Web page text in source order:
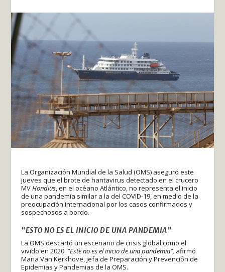
La Organización Mundial de la Salud (OMS) aseguró este
jueves que el brote de hantavirus detectado en el crucero
MVHondius, en el océano Atlántico, no representa el inicio
de una pandemia similar a la del COVID-19, en medio de la
preocupación internacional por los casos confirmados y
sospechosos a bordo.
“ESTO NO ES EL INICIO DE UNA PANDEMIA”
La OMS descartó un escenario de crisis global como el
vivido en 2020. “Este no es el inicio de una pandemia”, afirmó
Maria Van Kerkhove, jefa de Preparación y Prevención de
Epidemias y Pandemias de la OMS.